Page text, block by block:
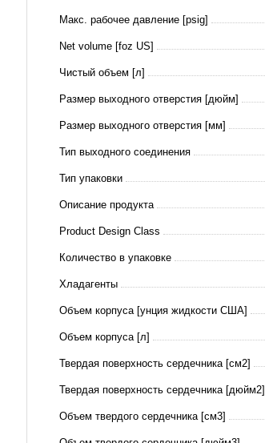
Макс. рабочее давление [psig]
Net volume [foz US]
Чистый объем [л]
Размер выходного отверстия [дюйм]
Размер выходного отверстия [мм]
Тип выходного соединения
Тип упаковки
Описание продукта
Product Design Class
Количество в упаковке
Хладагенты
Объем корпуса [унция жидкости США]
Объем корпуса [л]
Твердая поверхность сердечника [см2]
Твердая поверхность сердечника [дюйм2]
Объем твердого сердечника [см3]